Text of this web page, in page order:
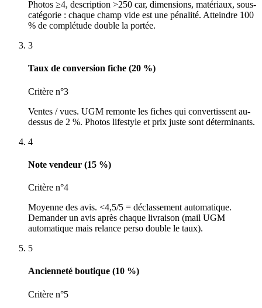
Photos ≥4, description >250 car, dimensions, matériaux, sous-
catégorie : chaque champ vide est une pénalité. Atteindre 100
% de complétude double la portée.
3
Taux de conversion fiche (20 %)
Critère n°3
Ventes / vues. UGM remonte les fiches qui convertissent au-
dessus de 2 %. Photos lifestyle et prix juste sont déterminants.
4
Note vendeur (15 %)
Critère n°4
Moyenne des avis. <4,5/5 = déclassement automatique.
Demander un avis après chaque livraison (mail UGM
automatique mais relance perso double le taux).
5
Ancienneté boutique (10 %)
Critère n°5